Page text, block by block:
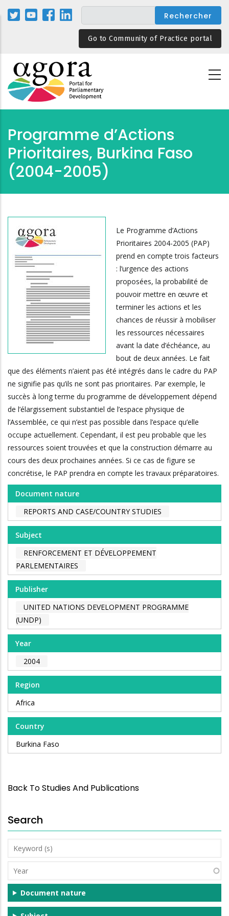
Aller
au
Go to Community of Practice portal
Programme d’Actions
Prioritaires, Burkina Faso
(2004-2005)
Le Programme d’Actions
Prioritaires 2004-2005 (PAP)
prend en compte trois facteurs
: l’urgence des actions
proposées, la probabilité de
pouvoir mettre en œuvre et
terminer les actions et les
chances de réussir à mobiliser
les ressources nécessaires
avant la date d’échéance, au
bout de deux années. Le fait
que des éléments n’aient pas été intégrés dans le cadre du PAP
ne signifie pas qu’ils ne sont pas prioritaires. Par exemple, le
succès à long terme du programme de développement dépend
de l’élargissement substantiel de l’espace physique de
l’Assemblée, ce qui n’est pas possible dans l’espace qu’elle
occupe actuellement. Cependant, il est peu probable que les
ressources soient trouvées et que la construction démarre au
cours des deux prochaines années. Si ce cas de figure se
concrétise, le PAP prendra en compte les travaux préparatoires.
Document nature
REPORTS AND CASE/COUNTRY STUDIES
Subject
RENFORCEMENT ET DÉVELOPPEMENT
PARLEMENTAIRES
Publisher
UNITED NATIONS DEVELOPMENT PROGRAMME
(UNDP)
Year
2004
Region
Africa
Country
Burkina Faso
Back To Studies And Publications
Search
Keyword
(s)
Year
Document nature